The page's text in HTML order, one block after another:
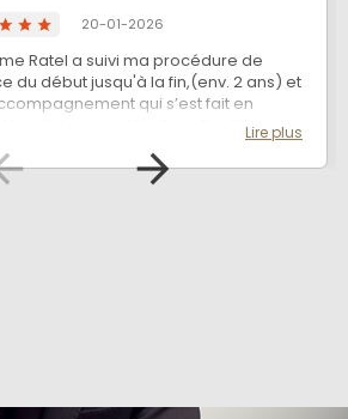
20-01-2026
Ratel a suivi ma procédure de
du début jusqu'à la fin,(env. 2 ans) et
qui s’est fait en
a distance a été d’une fluidité et
une qualité soignée. Chaque étape
suivie sans encombre et avec des
avisés à chaque fois. Maître Ratel
Lire plus